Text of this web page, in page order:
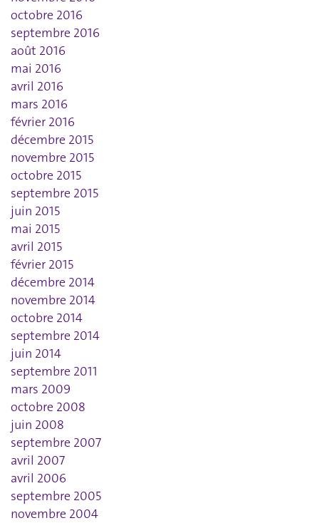
octobre 2016
septembre 2016
août 2016
mai 2016
avril 2016
mars 2016
février 2016
décembre 2015
novembre 2015
octobre 2015
septembre 2015
juin 2015
mai 2015
avril 2015
février 2015
décembre 2014
novembre 2014
octobre 2014
septembre 2014
juin 2014
septembre 2011
mars 2009
octobre 2008
juin 2008
septembre 2007
avril 2007
avril 2006
septembre 2005
novembre 2004